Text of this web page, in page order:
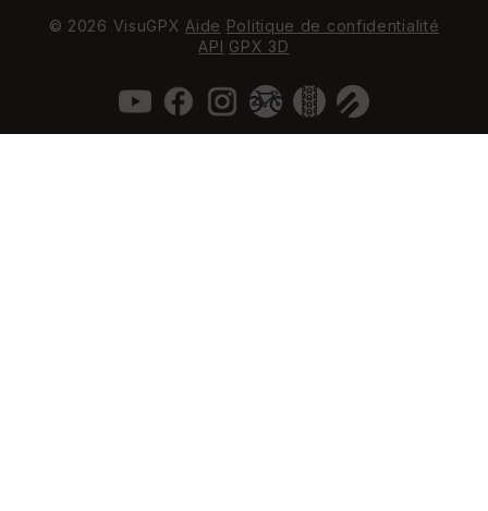
© 2026 VisuGPX Aide Politique de confidentialité
API GPX 3D